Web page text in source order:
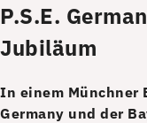
P.S.E.
Jubiläum
In einem Münchner
Germany und der